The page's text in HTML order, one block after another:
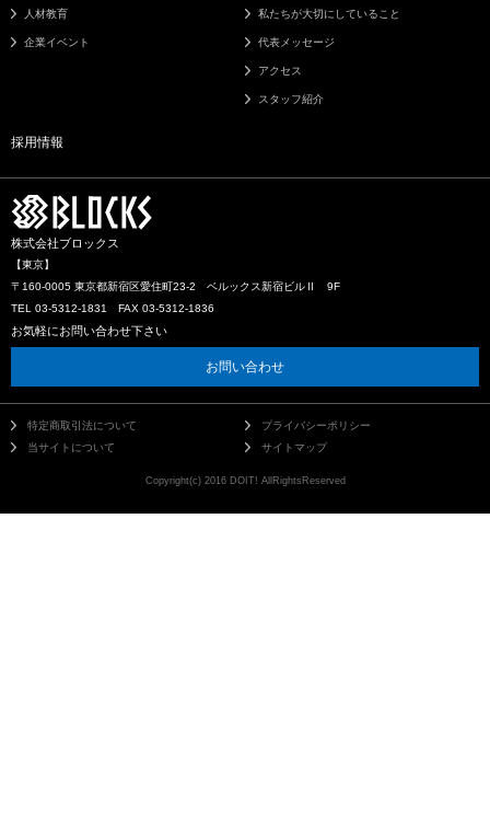
人材教育
企業イベント
私たちが大切にしていること
代表メッセージ
アクセス
スタッフ紹介
採用情報
株式会社ブロックス
【東京】
〒160-0005 東京都新宿区愛住町23-2 ベルックス新宿ビルⅡ 9F
TEL 03-5312-1831 FAX 03-5312-1836
お気軽にお問い合わせ下さい
お問い合わせ
特定商取引法について
プライバシーポリシー
当サイトについて
サイトマップ
Copyright(c) 2016 DOIT! AllRightsReserved